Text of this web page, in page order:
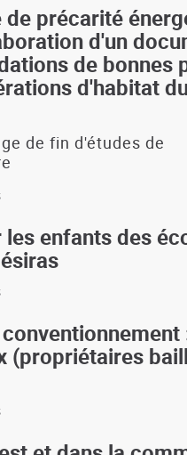
avis
de
la
FNAU
N°4
:
de
loi
urbanisme
et
de précarité
d'un
de bonnes
d'habitat
de fin d'études de
sur
repérage
de
précarité
à
et
l'élaboration
d'un
de
de
les enfants des
sur
vu
par
les
écoles
(propriétaires
sur
guide